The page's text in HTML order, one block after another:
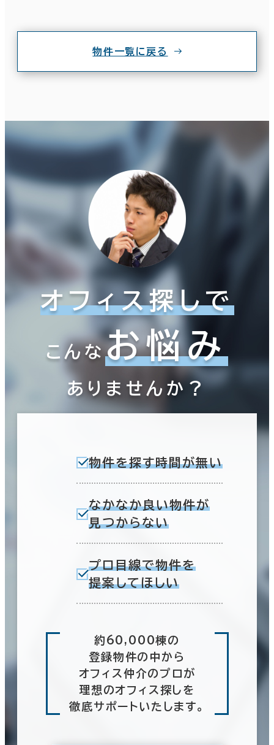
物件一覧に戻る
オフィス探しで
こんなお悩み
ありませんか？
物件を探す時間が無い
なかなか良い物件が
見つからない
プロ目線で物件を
提案してほしい
約60,000棟の
登録物件の中から
オフィス仲介のプロが
理想のオフィス探しを
徹底サポートいたします。